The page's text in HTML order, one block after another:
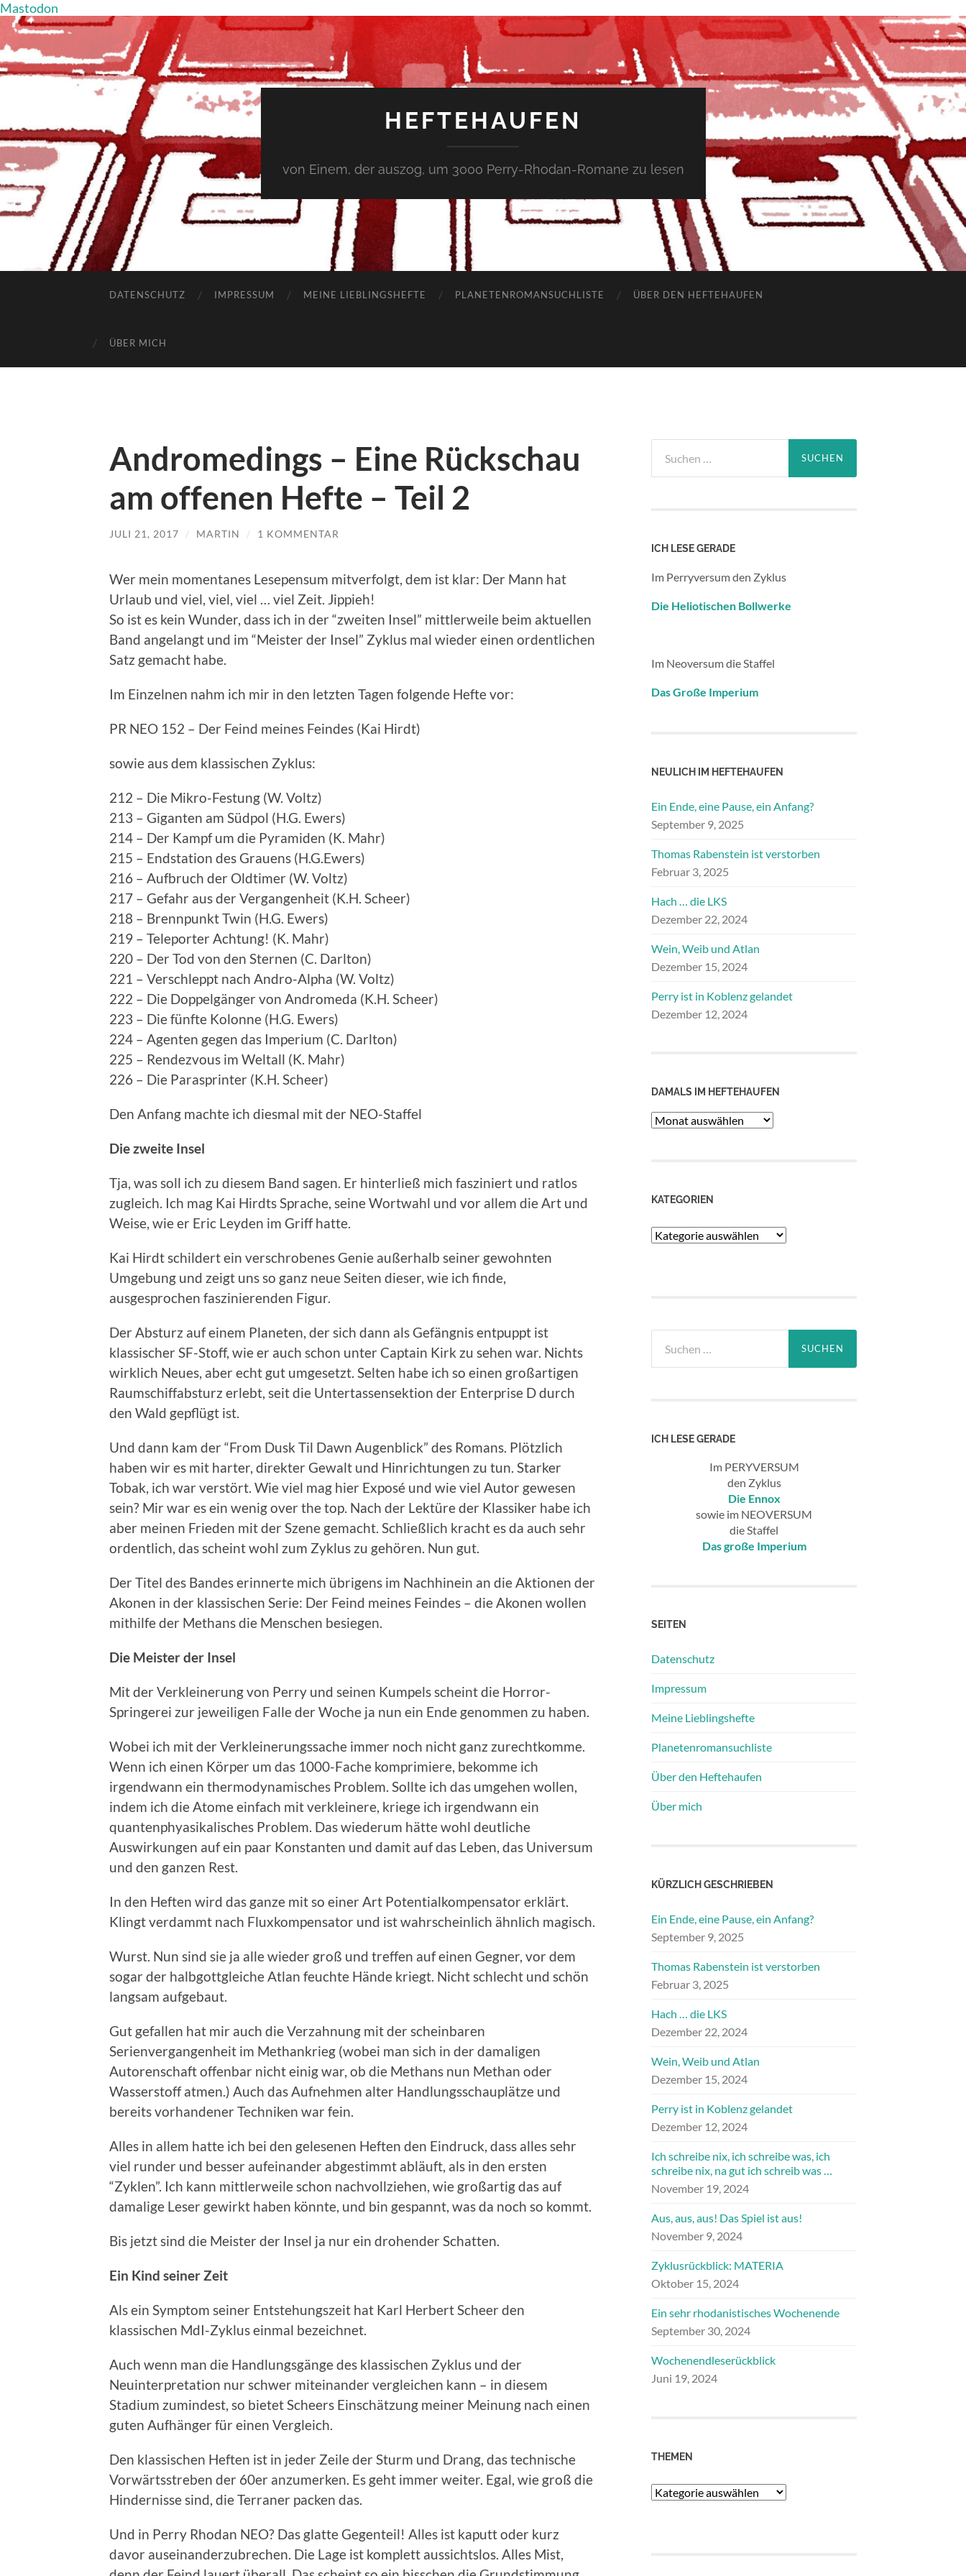
Mastodon
HEFTEHAUFEN
von Einem, der auszog, um 3000 Perry-Rhodan-Romane zu lesen
DATENSCHUTZ IMPRESSUM MEINE LIEBLINGSHEFTE PLANETENROMANSUCHLISTE ÜBER DEN HEFTEHAUFEN
ÜBER MICH
Andromedings – Eine Rückschau
am offenen Hefte – Teil 2
JULI 21, 2017 / MARTIN / 1 KOMMENTAR
Wer mein momentanes Lesepensum mitverfolgt, dem ist klar: Der Mann hat
Urlaub und viel, viel, viel … viel Zeit. Jippieh!
So ist es kein Wunder, dass ich in der “zweiten Insel” mittlerweile beim aktuellen
Band angelangt und im “Meister der Insel” Zyklus mal wieder einen ordentlichen
Satz gemacht habe.
Im Einzelnen nahm ich mir in den letzten Tagen folgende Hefte vor:
PR NEO 152 – Der Feind meines Feindes (Kai Hirdt)
sowie aus dem klassischen Zyklus:
212 – Die Mikro-Festung (W. Voltz)
213 – Giganten am Südpol (H.G. Ewers)
214 – Der Kampf um die Pyramiden (K. Mahr)
215 – Endstation des Grauens (H.G.Ewers)
216 – Aufbruch der Oldtimer (W. Voltz)
217 – Gefahr aus der Vergangenheit (K.H. Scheer)
218 – Brennpunkt Twin (H.G. Ewers)
219 – Teleporter Achtung! (K. Mahr)
220 – Der Tod von den Sternen (C. Darlton)
221 – Verschleppt nach Andro-Alpha (W. Voltz)
222 – Die Doppelgänger von Andromeda (K.H. Scheer)
223 – Die fünfte Kolonne (H.G. Ewers)
224 – Agenten gegen das Imperium (C. Darlton)
225 – Rendezvous im Weltall (K. Mahr)
226 – Die Parasprinter (K.H. Scheer)
Den Anfang machte ich diesmal mit der NEO-Staffel
Die zweite Insel
Tja, was soll ich zu diesem Band sagen. Er hinterließ mich fasziniert und ratlos
zugleich. Ich mag Kai Hirdts Sprache, seine Wortwahl und vor allem die Art und
Weise, wie er Eric Leyden im Griff hatte.
Kai Hirdt schildert ein verschrobenes Genie außerhalb seiner gewohnten
Umgebung und zeigt uns so ganz neue Seiten dieser, wie ich finde,
ausgesprochen faszinierenden Figur.
Der Absturz auf einem Planeten, der sich dann als Gefängnis entpuppt ist
klassischer SF-Stoff, wie er auch schon unter Captain Kirk zu sehen war. Nichts
wirklich Neues, aber echt gut umgesetzt. Selten habe ich so einen großartigen
Raumschiffabsturz erlebt, seit die Untertassensektion der Enterprise D durch
den Wald gepflügt ist.
Und dann kam der “From Dusk Til Dawn Augenblick” des Romans. Plötzlich
haben wir es mit harter, direkter Gewalt und Hinrichtungen zu tun. Starker
Tobak, ich war verstört. Wie viel mag hier Exposé und wie viel Autor gewesen
sein? Mir war es ein wenig over the top. Nach der Lektüre der Klassiker habe ich
aber meinen Frieden mit der Szene gemacht. Schließlich kracht es da auch sehr
ordentlich, das scheint wohl zum Zyklus zu gehören. Nun gut.
Der Titel des Bandes erinnerte mich übrigens im Nachhinein an die Aktionen der
Akonen in der klassischen Serie: Der Feind meines Feindes – die Akonen wollen
mithilfe der Methans die Menschen besiegen.
Die Meister der Insel
Mit der Verkleinerung von Perry und seinen Kumpels scheint die Horror-
Springerei zur jeweiligen Falle der Woche ja nun ein Ende genommen zu haben.
Wobei ich mit der Verkleinerungssache immer noch nicht ganz zurechtkomme.
Wenn ich einen Körper um das 1000-Fache komprimiere, bekomme ich
irgendwann ein thermodynamisches Problem. Sollte ich das umgehen wollen,
indem ich die Atome einfach mit verkleinere, kriege ich irgendwann ein
quantenphyasikalisches Problem. Das wiederum hätte wohl deutliche
Auswirkungen auf ein paar Konstanten und damit auf das Leben, das Universum
und den ganzen Rest.
In den Heften wird das ganze mit so einer Art Potentialkompensator erklärt.
Klingt verdammt nach Fluxkompensator und ist wahrscheinlich ähnlich magisch.
Wurst. Nun sind sie ja alle wieder groß und treffen auf einen Gegner, vor dem
sogar der halbgottgleiche Atlan feuchte Hände kriegt. Nicht schlecht und schön
langsam aufgebaut.
Gut gefallen hat mir auch die Verzahnung mit der scheinbaren
Serienvergangenheit im Methankrieg (wobei man sich in der damaligen
Autorenschaft offenbar nicht einig war, ob die Methans nun Methan oder
Wasserstoff atmen.) Auch das Aufnehmen alter Handlungsschauplätze und
bereits vorhandener Techniken war fein.
Alles in allem hatte ich bei den gelesenen Heften den Eindruck, dass alles sehr
viel runder und besser aufeinander abgestimmt abläuft, als in den ersten
“Zyklen”. Ich kann mittlerweile schon nachvollziehen, wie großartig das auf
damalige Leser gewirkt haben könnte, und bin gespannt, was da noch so kommt.
Bis jetzt sind die Meister der Insel ja nur ein drohender Schatten.
Ein Kind seiner Zeit
Als ein Symptom seiner Entstehungszeit hat Karl Herbert Scheer den
klassischen MdI-Zyklus einmal bezeichnet.
Auch wenn man die Handlungsgänge des klassischen Zyklus und der
Neuinterpretation nur schwer miteinander vergleichen kann – in diesem
Stadium zumindest, so bietet Scheers Einschätzung meiner Meinung nach einen
guten Aufhänger für einen Vergleich.
Den klassischen Heften ist in jeder Zeile der Sturm und Drang, das technische
Vorwärtsstreben der 60er anzumerken. Es geht immer weiter. Egal, wie groß die
Hindernisse sind, die Terraner packen das.
Und in Perry Rhodan NEO? Das glatte Gegenteil! Alles ist kaputt oder kurz
davor auseinanderzubrechen. Die Lage ist komplett aussichtslos. Alles Mist,
nach:
ICH LESE GERADE
Im Perryversum den Zyklus
Die Heliotischen Bollwerke
Im Neoversum die Staffel
Das Große Imperium
NEULICH IM HEFTEHAUFEN
Ein Ende, eine Pause, ein Anfang?
September 9, 2025
Thomas Rabenstein ist verstorben
Februar 3, 2025
Hach … die LKS
Dezember 22, 2024
Wein, Weib und Atlan
Dezember 15, 2024
Perry ist in Koblenz gelandet
Dezember 12, 2024
DAMALS IM HEFTEHAUFEN
Damals
KATEGORIEN
Kategorien
nach:
ICH LESE GERADE
Im PERYVERSUM
den Zyklus
Die Ennox
sowie im NEOVERSUM
die Staffel
Das große Imperium
SEITEN
Datenschutz
Impressum
Meine Lieblingshefte
Planetenromansuchliste
Über den Heftehaufen
Über mich
KÜRZLICH GESCHRIEBEN
Ein Ende, eine Pause, ein Anfang?
September 9, 2025
Thomas Rabenstein ist verstorben
Februar 3, 2025
Hach … die LKS
Dezember 22, 2024
Wein, Weib und Atlan
Dezember 15, 2024
Perry ist in Koblenz gelandet
Dezember 12, 2024
Ich schreibe nix, ich schreibe was, ich
schreibe nix, na gut ich schreib was …
November 19, 2024
Aus, aus, aus! Das Spiel ist aus!
November 9, 2024
Zyklusrückblick: MATERIA
Oktober 15, 2024
Ein sehr rhodanistisches Wochenende
September 30, 2024
Wochenendleserückblick
Juni 19, 2024
THEMEN
Themen